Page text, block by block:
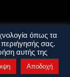
Χρήσης
όπως τα
σας.
αυτής της
Αποδοχή